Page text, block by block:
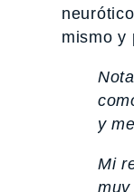
mismo y
y
Mi